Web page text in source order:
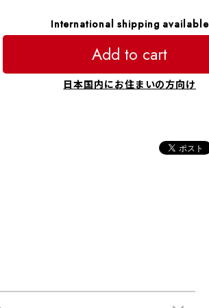
International shipping available
Add to cart
日本国内にお住まいの方向け